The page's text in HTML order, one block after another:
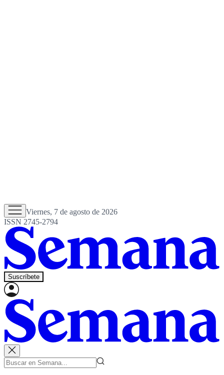
Viernes, 7 de agosto de 2026
ISSN 2745-2794
Suscríbete